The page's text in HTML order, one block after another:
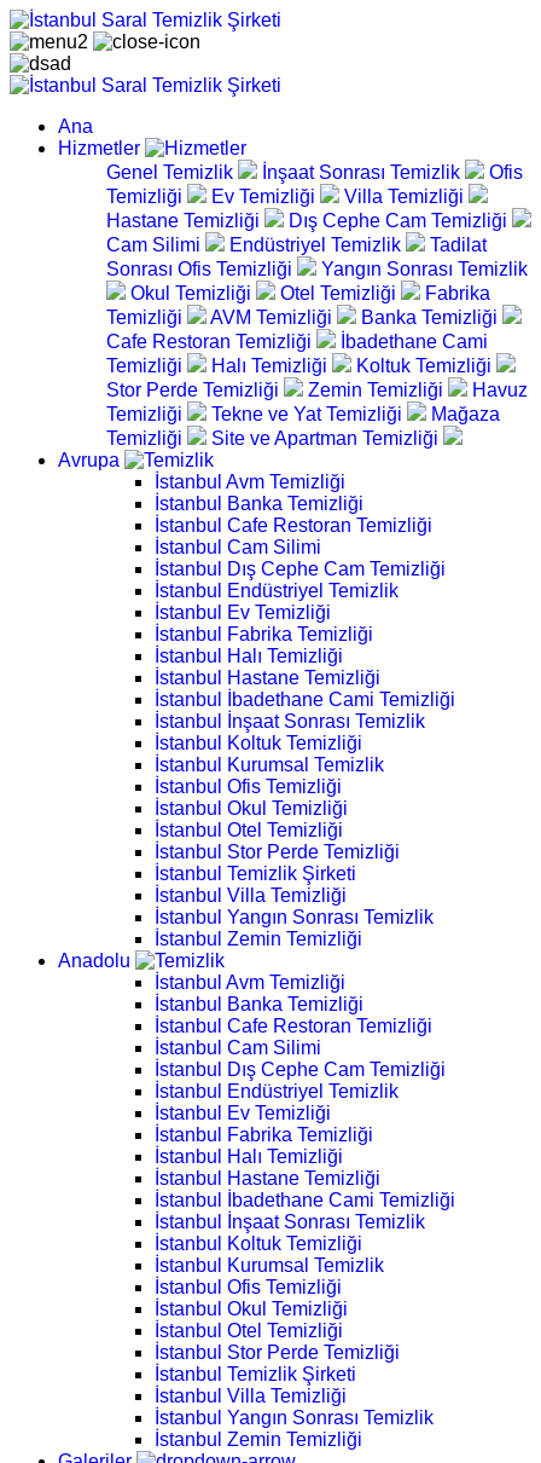
Ana
Hizmetler
Genel Temizlik
İnşaat Sonrası Temizlik
Ofis
Temizliği
Ev Temizliği
Villa Temizliği
Hastane Temizliği
Dış Cephe Cam Temizliği
Cam Silimi
Endüstriyel Temizlik
Tadilat
Sonrası Ofis Temizliği
Yangın Sonrası Temizlik
Okul Temizliği
Otel Temizliği
Fabrika
Temizliği
AVM Temizliği
Banka Temizliği
Cafe Restoran Temizliği
İbadethane Cami
Temizliği
Halı Temizliği
Koltuk Temizliği
Stor Perde Temizliği
Zemin Temizliği
Havuz
Temizliği
Tekne ve Yat Temizliği
Mağaza
Temizliği
Site ve Apartman Temizliği
Avrupa
İstanbul Avm Temizliği
İstanbul Banka Temizliği
İstanbul Cafe Restoran Temizliği
İstanbul Cam Silimi
İstanbul Dış Cephe Cam Temizliği
İstanbul Endüstriyel Temizlik
İstanbul Ev Temizliği
İstanbul Fabrika Temizliği
İstanbul Halı Temizliği
İstanbul Hastane Temizliği
İstanbul İbadethane Cami Temizliği
İstanbul İnşaat Sonrası Temizlik
İstanbul Koltuk Temizliği
İstanbul Kurumsal Temizlik
İstanbul Ofis Temizliği
İstanbul Okul Temizliği
İstanbul Otel Temizliği
İstanbul Stor Perde Temizliği
İstanbul Temizlik Şirketi
İstanbul Villa Temizliği
İstanbul Yangın Sonrası Temizlik
İstanbul Zemin Temizliği
Anadolu
İstanbul Avm Temizliği
İstanbul Banka Temizliği
İstanbul Cafe Restoran Temizliği
İstanbul Cam Silimi
İstanbul Dış Cephe Cam Temizliği
İstanbul Endüstriyel Temizlik
İstanbul Ev Temizliği
İstanbul Fabrika Temizliği
İstanbul Halı Temizliği
İstanbul Hastane Temizliği
İstanbul İbadethane Cami Temizliği
İstanbul İnşaat Sonrası Temizlik
İstanbul Koltuk Temizliği
İstanbul Kurumsal Temizlik
İstanbul Ofis Temizliği
İstanbul Okul Temizliği
İstanbul Otel Temizliği
İstanbul Stor Perde Temizliği
İstanbul Temizlik Şirketi
İstanbul Villa Temizliği
İstanbul Yangın Sonrası Temizlik
İstanbul Zemin Temizliği